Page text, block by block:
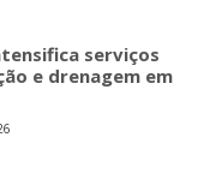
serviços
e drenagem em